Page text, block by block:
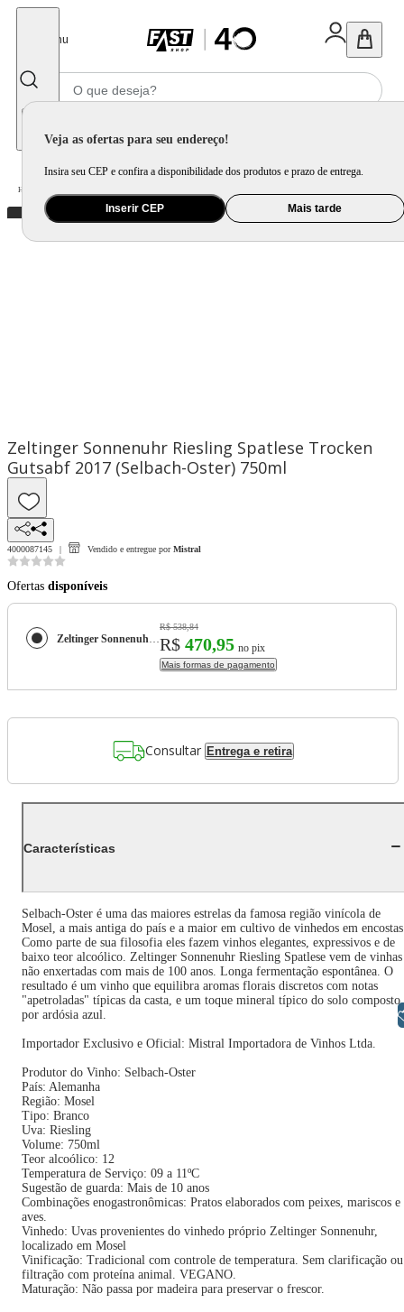
Menu
Veja as ofertas para seu endereço!
Insira seu CEP e confira a disponibilidade dos produtos e prazo de entrega.
Inserir CEP Mais tarde
Home
Zeltinger Sonnenuhr Riesling Spatlese Trocken
Gutsabf 2017 (Selbach-Oster) 750ml
4000087145 Vendido e entregue por Mistral
Ofertas disponíveis
Zeltinger Sonnenuhr Riesling Spatlese Trocken Gutsabf 2017 (Selbach-Oster) 750ml
R$ 538,84
R$ 470,95 no pix
Mais formas de pagamento
Consultar Entrega e retira
Características
Selbach-Oster é uma das maiores estrelas da famosa região vinícola de
Mosel, a mais antiga do país e a maior em cultivo de vinhedos em
Como parte de sua filosofia eles fazem vinhos elegantes, expressivos e de
baixo teor alcoólico. Zeltinger Sonnenuhr Riesling Spatlese vem de vinhas
não enxertadas com mais de 100 anos. Longa fermentação espontânea. O
resultado é um vinho que equilibra aromas florais discretos com notas
"apetroladas" típicas da casta, e um toque mineral típico do solo composto
por ardósia azul.
Importador Exclusivo e Oficial: Mistral Importadora de Vinhos Ltda.
Produtor do Vinho: Selbach-Oster
País: Alemanha
Região: Mosel
Tipo: Branco
Uva: Riesling
Volume: 750ml
Teor alcoólico: 12
Temperatura de Serviço: 09 a 11ºC
Sugestão de guarda: Mais de 10 anos
Combinações enogastronômicas: Pratos elaborados com peixes, mariscos e
aves.
Vinhedo: Uvas provenientes do vinhedo próprio Zeltinger Sonnenuhr,
localizado em Mosel
Vinificação: Tradicional com controle de temperatura. Sem clarificação ou
filtração com proteína animal. VEGANO.
Maturação: Não passa por madeira para preservar o frescor.